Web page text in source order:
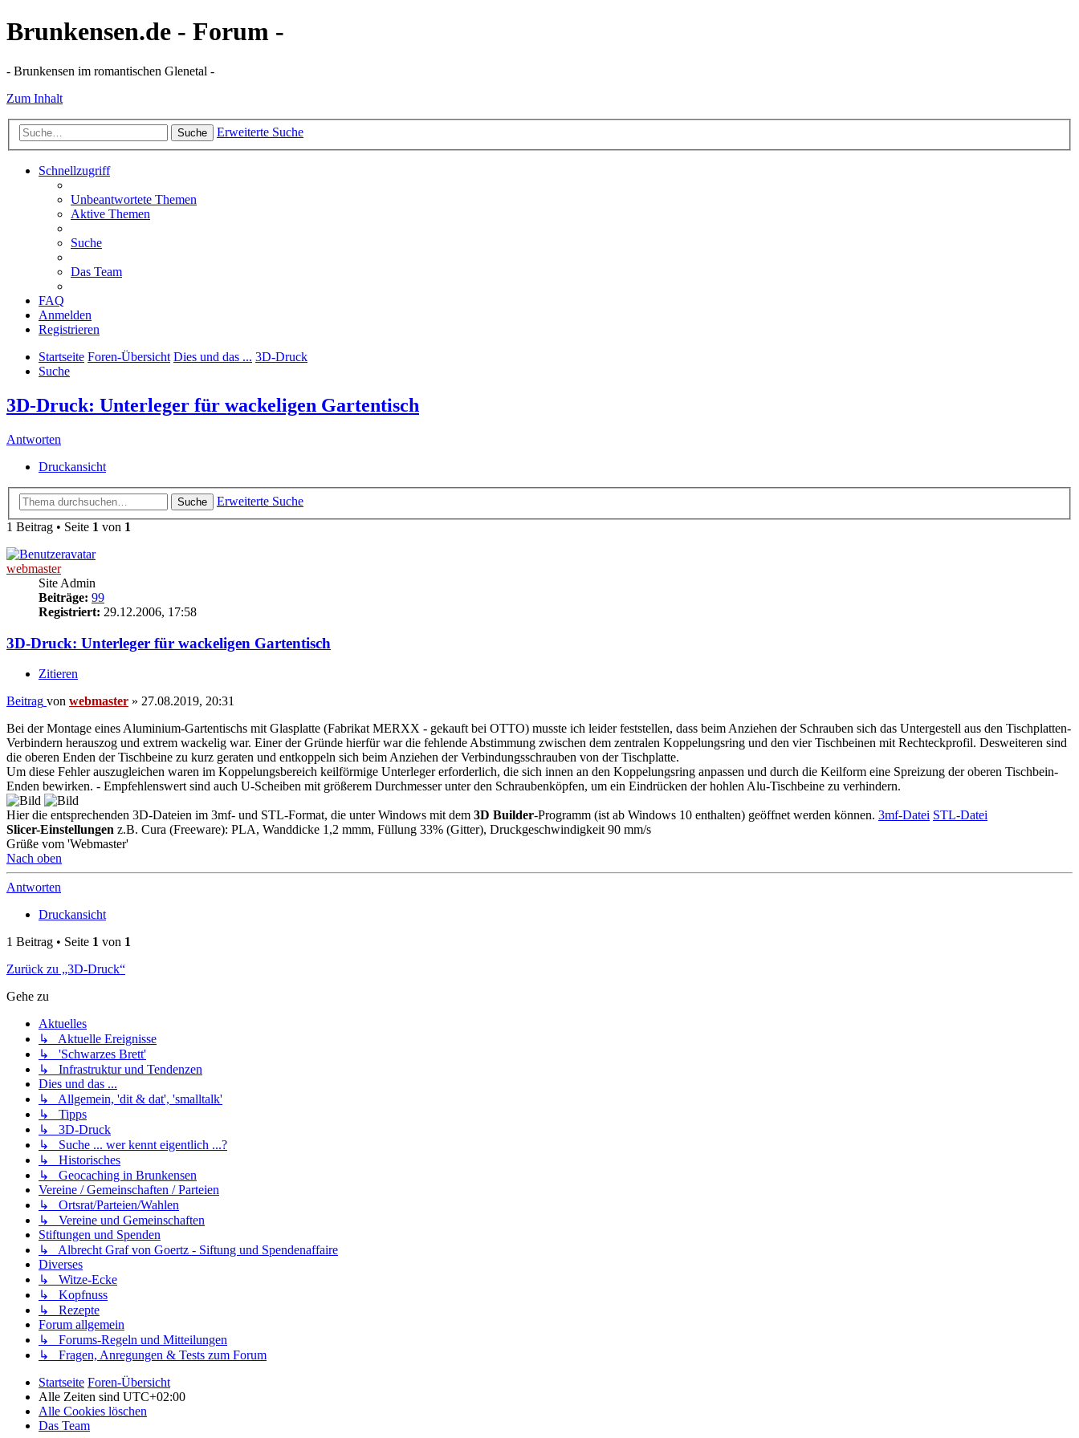
Brunkensen.de - Forum -
- Brunkensen im romantischen Glenetal -
Zum Inhalt
Suche Erweiterte Suche
Schnellzugriff
Unbeantwortete Themen
Aktive Themen
Suche
Das Team
FAQ
Anmelden
Registrieren
Startseite Foren-Übersicht Dies und das ... 3D-Druck
Suche
3D-Druck: Unterleger für wackeligen Gartentisch
Antworten
Druckansicht
Suche
Erweiterte Suche
1 Beitrag • Seite 1 von 1
webmaster
Site Admin
Beiträge: 99
Registriert: 29.12.2006, 17:58
3D-Druck: Unterleger für wackeligen Gartentisch
Zitieren
Beitrag von webmaster » 27.08.2019, 20:31
Bei der Montage eines Aluminium-Gartentischs mit Glasplatte (Fabrikat MERXX - gekauft bei OTTO) musste ich leider feststellen, dass beim Anziehen der Schrauben sich das Untergestell aus den Tischplatten-
Verbindern herauszog und extrem wackelig war. Einer der Gründe hierfür war die fehlende Abstimmung zwischen dem zentralen Koppelungsring und den vier Tischbeinen mit Rechteckprofil. Desweiteren sind
die oberen Enden der Tischbeine zu kurz geraten und entkoppeln sich beim Anziehen der Verbindungsschrauben von der Tischplatte.
Um diese Fehler auszugleichen waren im Koppelungsbereich keilförmige Unterleger erforderlich, die sich innen an den Koppelungsring anpassen und durch die Keilform eine Spreizung der oberen Tischbein-
Enden bewirken. - Empfehlenswert sind auch U-Scheiben mit größerem Durchmesser unter den Schraubenköpfen, um ein Eindrücken der hohlen Alu-Tischbeine zu verhindern.
Hier die entsprechenden 3D-Dateien im 3mf- und STL-Format, die unter Windows mit dem 3D Builder-Programm (ist ab Windows 10 enthalten) geöffnet werden können. 3mf-Datei STL-Datei
Slicer-Einstellungen z.B. Cura (Freeware): PLA, Wanddicke 1,2 mmm, Füllung 33% (Gitter), Druckgeschwindigkeit 90 mm/s
Grüße vom 'Webmaster'
Nach oben
Antworten
Druckansicht
1 Beitrag • Seite 1 von 1
Zurück zu „3D-Druck“
Gehe zu
Aktuelles
↳ Aktuelle Ereignisse
↳ 'Schwarzes Brett'
↳ Infrastruktur und Tendenzen
Dies und das ...
↳ Allgemein, 'dit & dat', 'smalltalk'
↳ Tipps
↳ 3D-Druck
↳ Suche ... wer kennt eigentlich ...?
↳ Historisches
↳ Geocaching in Brunkensen
Vereine / Gemeinschaften / Parteien
↳ Ortsrat/Parteien/Wahlen
↳ Vereine und Gemeinschaften
Stiftungen und Spenden
↳ Albrecht Graf von Goertz - Siftung und Spendenaffaire
Diverses
↳ Witze-Ecke
↳ Kopfnuss
↳ Rezepte
Forum allgemein
↳ Forums-Regeln und Mitteilungen
↳ Fragen, Anregungen & Tests zum Forum
Startseite Foren-Übersicht
Alle Zeiten sind UTC+02:00
Alle Cookies löschen
Das Team